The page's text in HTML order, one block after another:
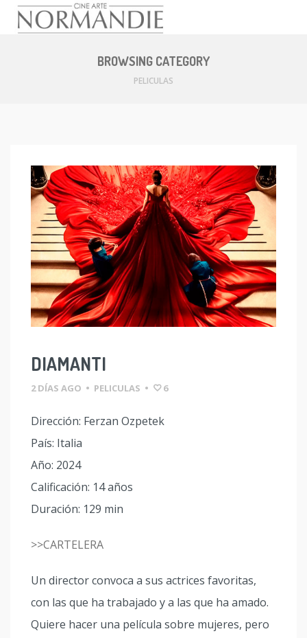
BROWSING CATEGORY
PELICULAS
DIAMANTI
2 DÍAS AGO • PELICULAS • 6
Dirección: Ferzan Ozpetek
País: Italia
Año: 2024
Calificación: 14 años
Duración: 129 min
>>CARTELERA
Un director convoca a sus actrices favoritas,
con las que ha trabajado y a las que ha amado.
Quiere hacer una película sobre mujeres, pero